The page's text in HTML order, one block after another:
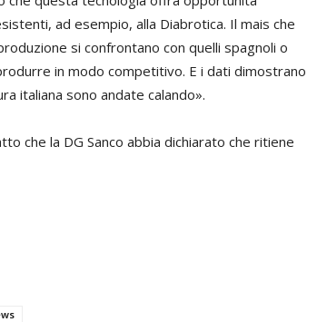
ad esempio, alla Diabrotica. Il mais che
si confrontano con quelli spagnoli o
in modo competitivo. E i dati dimostrano
italiana sono andate calando».
che la DG Sanco abbia dichiarato che ritiene